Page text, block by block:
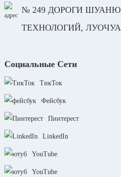
№ 249 ДОРОГИ
ТЕХНОЛОГИЙ,
Социальные Сети
ТикТок
Фейсбук
Пинтерест
LinkedIn
YouTube
YouTube